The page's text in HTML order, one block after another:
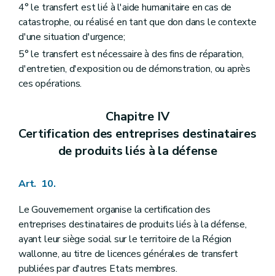
4° le transfert est lié à l'aide humanitaire en cas de
catastrophe, ou réalisé en tant que don dans le contexte
d'une situation d'urgence;
5° le transfert est nécessaire à des fins de réparation,
d'entretien, d'exposition ou de démonstration, ou après
ces opérations.
Chapitre IV
Certification des entreprises destinataires
de produits liés à la défense
Art. 10.
Le Gouvernement organise la certification des
entreprises destinataires de produits liés à la défense,
ayant leur siège social sur le territoire de la Région
wallonne, au titre de licences générales de transfert
publiées par d'autres Etats membres.